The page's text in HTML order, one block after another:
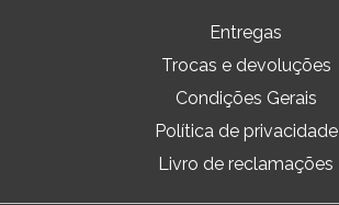
Entregas
Trocas e devoluções
Condições Gerais
Política de privacidade
Livro de reclamações